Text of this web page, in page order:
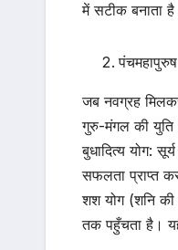
में सटीक बनाता
पंचमहापुरुष
जब नवग्रह
गुरु-मंगल की युति
बुधादित्य योग:
सफलता प्राप्त
शश योग (शनि
तक पहुँचता है।